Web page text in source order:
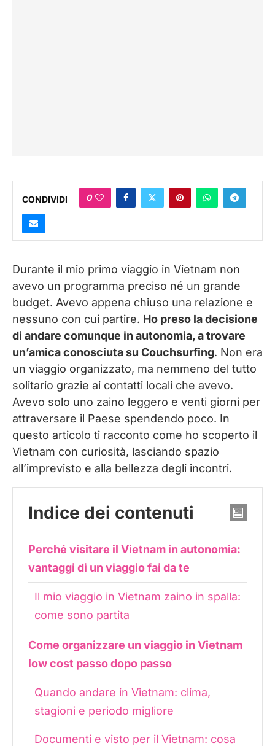
CONDIVIDI 0
Durante il mio primo viaggio in Vietnam non
avevo un programma preciso né un grande
budget. Avevo appena chiuso una relazione e
nessuno con cui partire. Ho preso la decisione
di andare comunque in autonomia, a trovare
un’amica conosciuta su Couchsurfing. Non era
un viaggio organizzato, ma nemmeno del tutto
solitario grazie ai contatti locali che avevo.
Avevo solo uno zaino leggero e venti giorni per
attraversare il Paese spendendo poco. In
questo articolo ti racconto come ho scoperto il
Vietnam con curiosità, lasciando spazio
all’imprevisto e alla bellezza degli incontri.
Indice dei contenuti
Perché visitare il Vietnam in autonomia:
vantaggi di un viaggio fai da te
Il mio viaggio in Vietnam zaino in spalla:
come sono partita
Come organizzare un viaggio in Vietnam
low cost passo dopo passo
Quando andare in Vietnam: clima,
stagioni e periodo migliore
Documenti e visto per il Vietnam: cosa